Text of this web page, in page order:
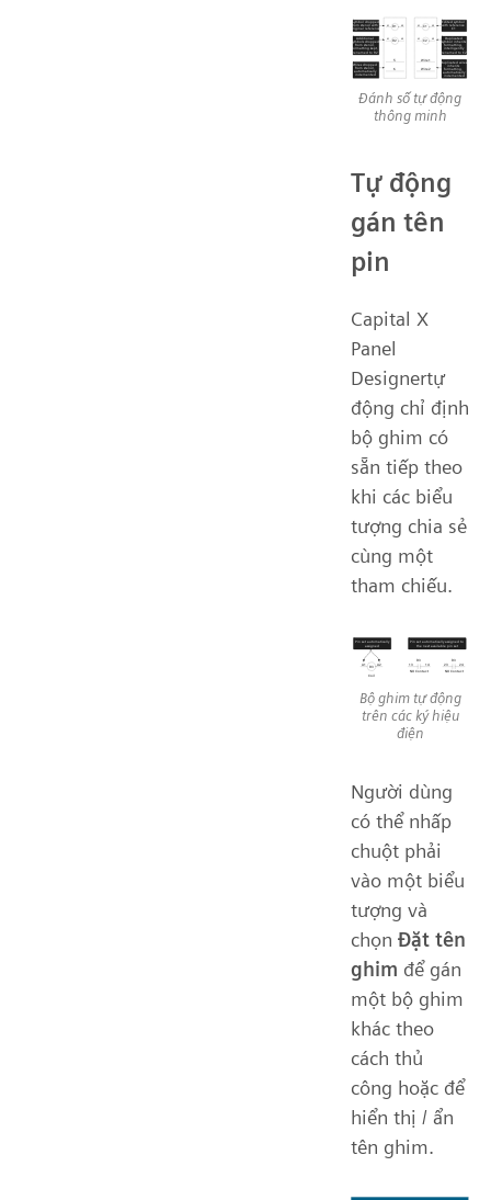
Đánh số tự động
thông minh
Tự động
gán tên
pin
Capital X
Panel
Designertự
động chỉ định
bộ ghim có
sẵn tiếp theo
khi các biểu
tượng chia sẻ
cùng một
tham chiếu.
Bộ ghim tự động
trên các ký hiệu
điện
Người dùng
có thể nhấp
chuột phải
vào một biểu
tượng và
chọn Đặt tên
ghim để gán
một bộ ghim
khác theo
cách thủ
công hoặc để
hiển thị / ẩn
tên ghim.